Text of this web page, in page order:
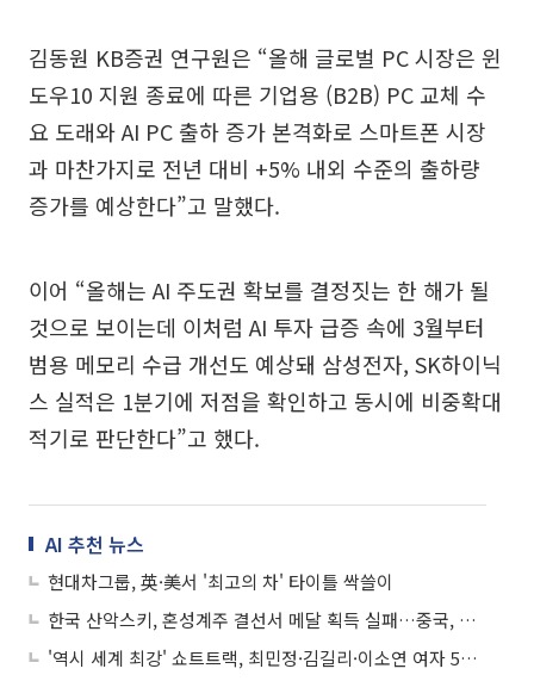
김동원 KB증권 연구원은 “올해 글로벌 PC 시장은 윈
도우10 지원 종료에 따른 기업용 (B2B) PC 교체 수
요 도래와 AI PC 출하 증가 본격화로 스마트폰 시장
과 마찬가지로 전년 대비 +5% 내외 수준의 출하량
증가를 예상한다”고 말했다.
이어 “올해는 AI 주도권 확보를 결정짓는 한 해가 될
것으로 보이는데 이처럼 AI 투자 급증 속에 3월부터
범용 메모리 수급 개선도 예상돼 삼성전자, SK하이닉
스 실적은 1분기에 저점을 확인하고 동시에 비중확대
적기로 판단한다”고 했다.
AI 추천 뉴스
현대차그룹, 英·美서 '최고의 차' 타이틀 싹쓸이
한국 산악스키, 혼성계주 결선서 메달 획득 실패…중국, 금·은·동 싹쓸이
'역시 세계 최강' 쇼트트랙, 최민정·김길리·이소연 여자 500m서 금·은·동 석권